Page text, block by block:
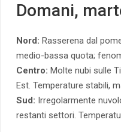
Domani,
Nord: Rasserena dal
medio-bassa quota;
Centro: Molte nubi sulle
Est. Temperature stabili,
Sud: Irregolarmente
restanti settori.